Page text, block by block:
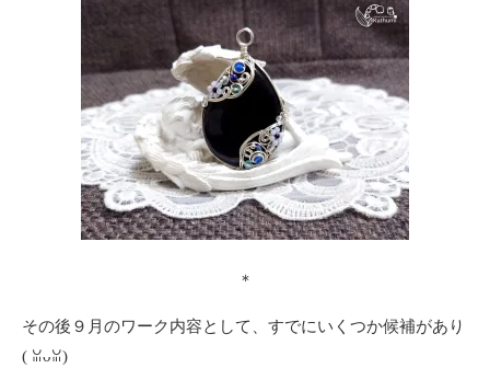
＊
その後９月のワーク内容として、すでにいくつか候補があり
(⁠ ⁠ꈍ⁠ᴗ⁠ꈍ⁠)